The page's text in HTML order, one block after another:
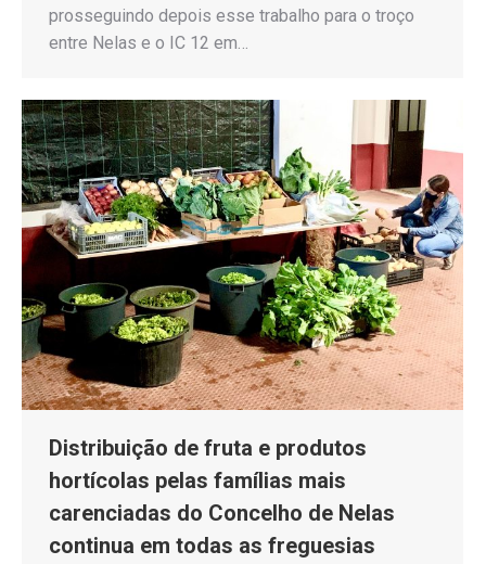
prosseguindo depois esse trabalho para o troço
entre Nelas e o IC 12 em…
Distribuição de fruta e produtos
hortícolas pelas famílias mais
carenciadas do Concelho de Nelas
continua em todas as freguesias